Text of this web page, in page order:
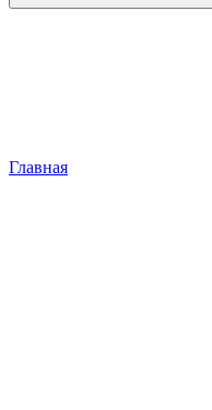
Главная